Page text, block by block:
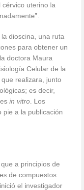
uterino la
dioscina, una ruta
para obtener un
doctora Maura
Celular de la
realizara, junto
es decir,
in vitro . Los
pie a la publicación
a principios de
de compuestos
el investigador